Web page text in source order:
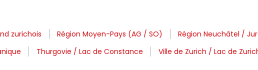
zurichois Région Moyen-Pays (AG / SO) Région Neuchâtel /
Thurgovie / Lac de Constance Ville de Zurich / Lac de